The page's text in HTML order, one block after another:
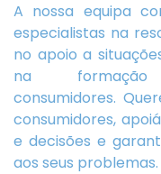
A nossa equipa
especialistas na
no apoio a
na
consumidores.
consumidores,
e decisões e
aos seus problemas.